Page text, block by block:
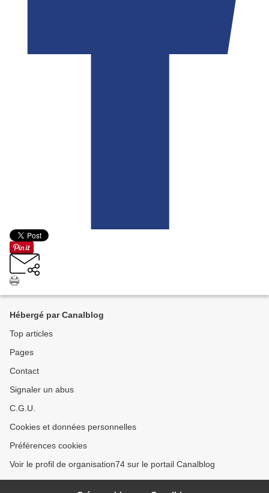
Hébergé par Canalblog
Top articles
Pages
Contact
Signaler un abus
C.G.U.
Cookies et données personnelles
Préférences cookies
Voir le profil de organisation74 sur le portail Canalblog